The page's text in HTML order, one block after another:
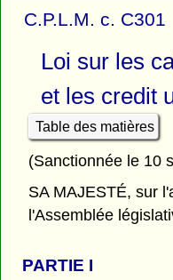
C.P.L.M. c. C301
Loi sur les
et les credit
Table des matières
(Sanctionnée le 10
SA MAJESTÉ, sur
l'Assemblée
PARTIE I